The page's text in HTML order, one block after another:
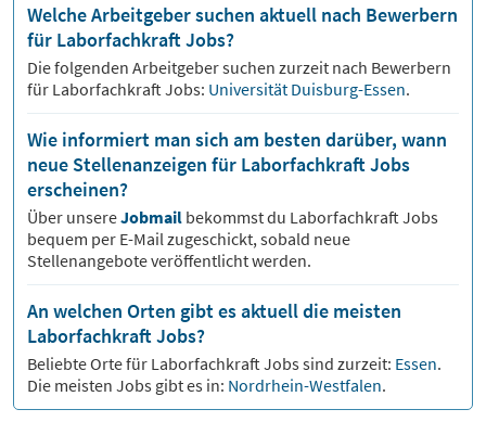
Welche Arbeitgeber suchen aktuell nach Bewerbern
für Laborfachkraft Jobs?
Die folgenden Arbeitgeber suchen zurzeit nach Bewerbern
für Laborfachkraft Jobs: Universität Duisburg-Essen.
Wie informiert man sich am besten darüber, wann
neue Stellenanzeigen für Laborfachkraft Jobs
erscheinen?
Über unsereJobmail bekommst du Laborfachkraft Jobs
bequem per E-Mail zugeschickt, sobald neue
Stellenangebote veröffentlicht werden.
An welchen Orten gibt es aktuell die meisten
Laborfachkraft Jobs?
Beliebte Orte für Laborfachkraft Jobs sind zurzeit: Essen.
Die meisten Jobs gibt es in: Nordrhein-Westfalen.